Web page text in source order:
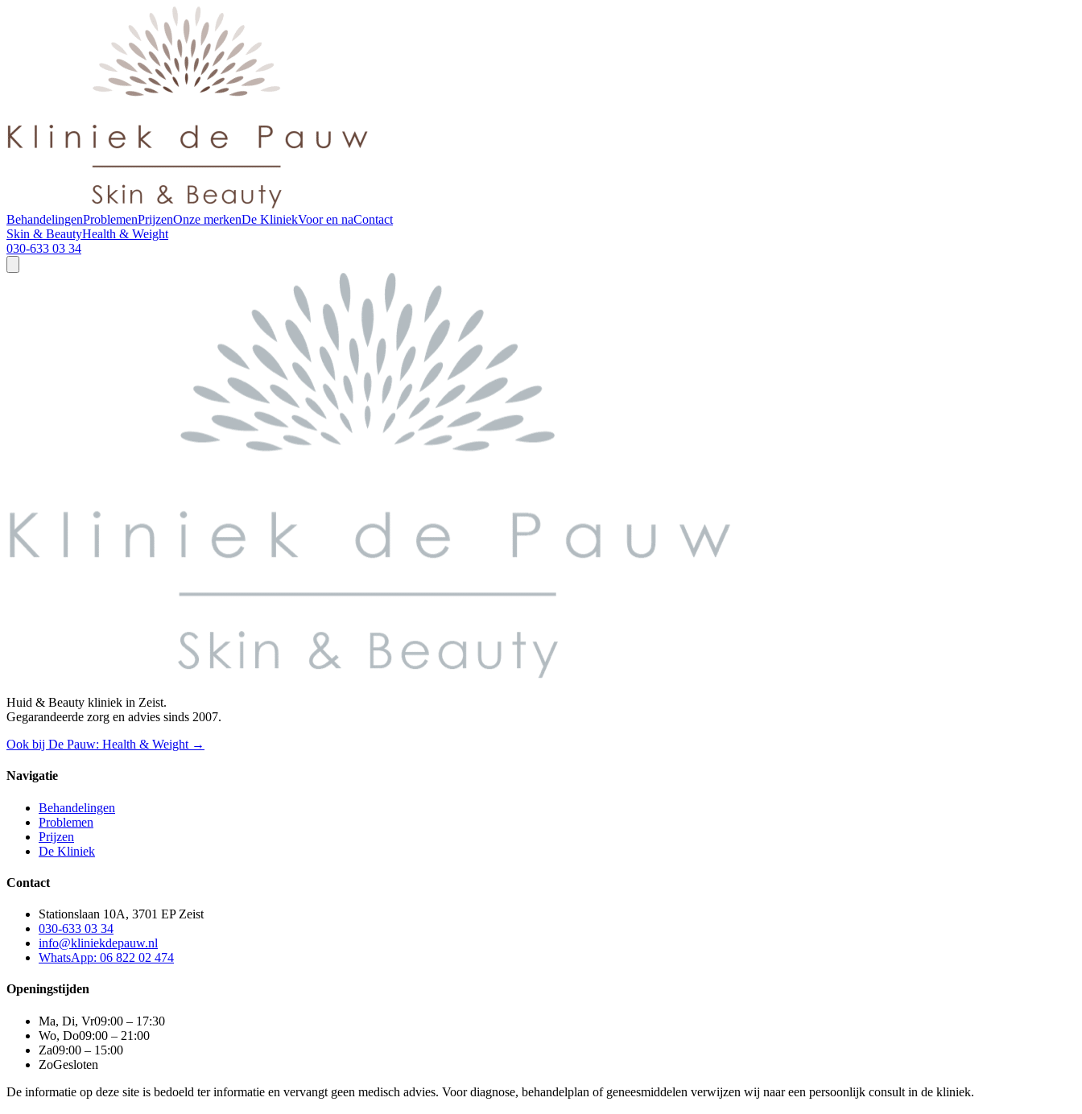
BehandelingenProblemenPrijzenOnze merkenDe KliniekVoor en naContact
Skin & BeautyHealth & Weight
030-633 03 34
Huid & Beauty kliniek in Zeist.
Gegarandeerde zorg en advies sinds 2007.
Ook bij De Pauw: Health & Weight →
Navigatie
Behandelingen
Problemen
Prijzen
De Kliniek
Contact
Stationslaan 10A, 3701 EP Zeist
030-633 03 34
info@kliniekdepauw.nl
WhatsApp: 06 822 02 474
Openingstijden
Ma, Di, Vr09:00 – 17:30
Wo, Do09:00 – 21:00
Za09:00 – 15:00
ZoGesloten
De informatie op deze site is bedoeld ter informatie en vervangt geen medisch advies. Voor diagnose, behandelplan of geneesmiddelen verwijzen wij naar een persoonlijk consult in de kliniek.